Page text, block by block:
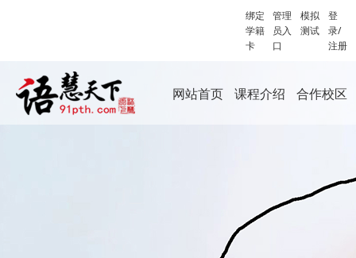
绑定
学籍
卡
管理
员入
口
模拟
测试
登
录/
注册
网站首页 课程介绍 合作校区